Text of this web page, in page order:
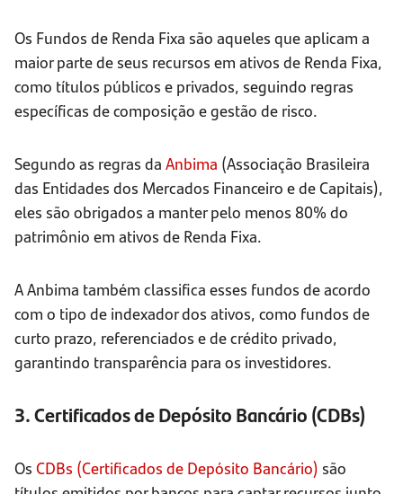
Os Fundos de Renda Fixa são aqueles que aplicam a
maior parte de seus recursos em ativos de Renda Fixa,
como títulos públicos e privados, seguindo regras
específicas de composição e gestão de risco.
Segundo as regras da Anbima (Associação Brasileira
das Entidades dos Mercados Financeiro e de Capitais),
eles são obrigados a manter pelo menos 80% do
patrimônio em ativos de Renda Fixa.
A Anbima também classifica esses fundos de acordo
com o tipo de indexador dos ativos, como fundos de
curto prazo, referenciados e de crédito privado,
garantindo transparência para os investidores.
3. Certificados de Depósito Bancário (CDBs)
Os CDBs (Certificados de Depósito Bancário) são